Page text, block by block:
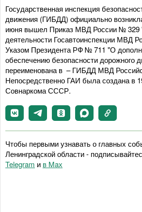
Государственная инспекция
движения (ГИБДД) официально
июня вышел Приказ МВД России № 329
деятельности Госавтоинспекции МВД
Указом Президента РФ № 711 "О
обеспечению безопасности дорожного
переименована в – ГИБДД МВД
Непосредственно ГАИ была создана в
Совнаркома СССР.
Чтобы первыми узнавать о главных
Ленинградской области -
Telegram и в Maх